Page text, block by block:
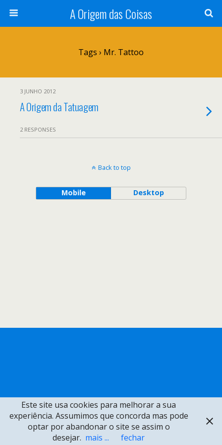
A Origem das Coisas
Tags › Mr. Tattoo
3 JUNHO 2012
A Origem da Tatuagem
2 RESPONSES
Back to top
Mobile Desktop
Este site usa cookies para melhorar a sua
experiência. Assumimos que concorda mas pode
optar por abandonar o site se assim o
desejar. mais ... fechar